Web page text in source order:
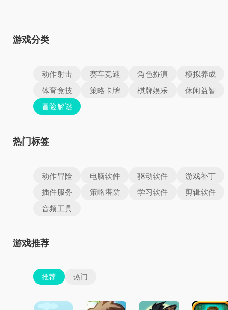
游戏分类
动作射击 赛车竞速 角色扮演
模拟养成
体育竞技
策略卡牌 棋牌娱乐
休闲益智
冒险解谜
热门标签
动作冒险 电脑软件 驱动软件
游戏补丁
插件服务
策略塔防 学习软件
剪辑软件
音频工具
游戏推荐
推荐 热门